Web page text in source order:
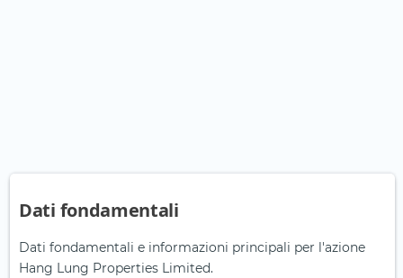
Dati fondamentali
Dati fondamentali e informazioni principali per l'azione
Hang Lung Properties Limited.